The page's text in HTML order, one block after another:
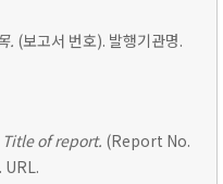
. (보고서 번호). 발행기관명.
Title of report. (Report No.